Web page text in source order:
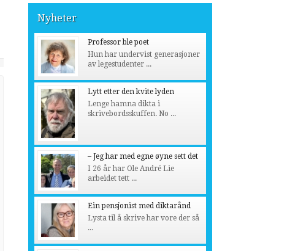
Nyheter
Professor ble poet
Hun har undervist generasjoner
av legestudenter ...
Lytt etter den kvite lyden
Lenge hamna dikta i
skrivebordsskuffen. No ...
– Jeg har med egne øyne sett det
I 26 år har Ole André Lie
arbeidet tett ...
Ein pensjonist med diktarånd
Lysta til å skrive har vore der så
...